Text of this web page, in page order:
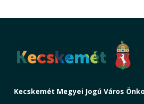
Kecskemét Megyei Jogú Város